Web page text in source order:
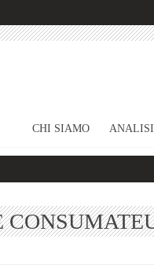
CHI SIAMO ANALISI